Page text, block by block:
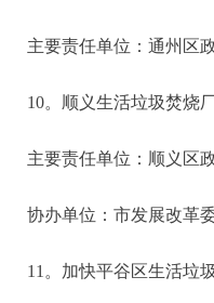
主要责任单位：通州区政
10。顺义生活垃圾焚烧厂(
主要责任单位：顺义区
协办单位：市发展改革委
11。加快平谷区生活垃圾